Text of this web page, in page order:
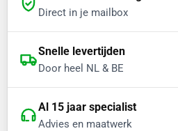
Direct in je mailbox
Snelle levertijden
Door heel NL & BE
Al 15 jaar specialist
Advies en maatwerk